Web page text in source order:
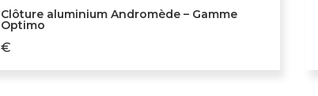
Clôture aluminium Andromède – Gamme
Optimo
€